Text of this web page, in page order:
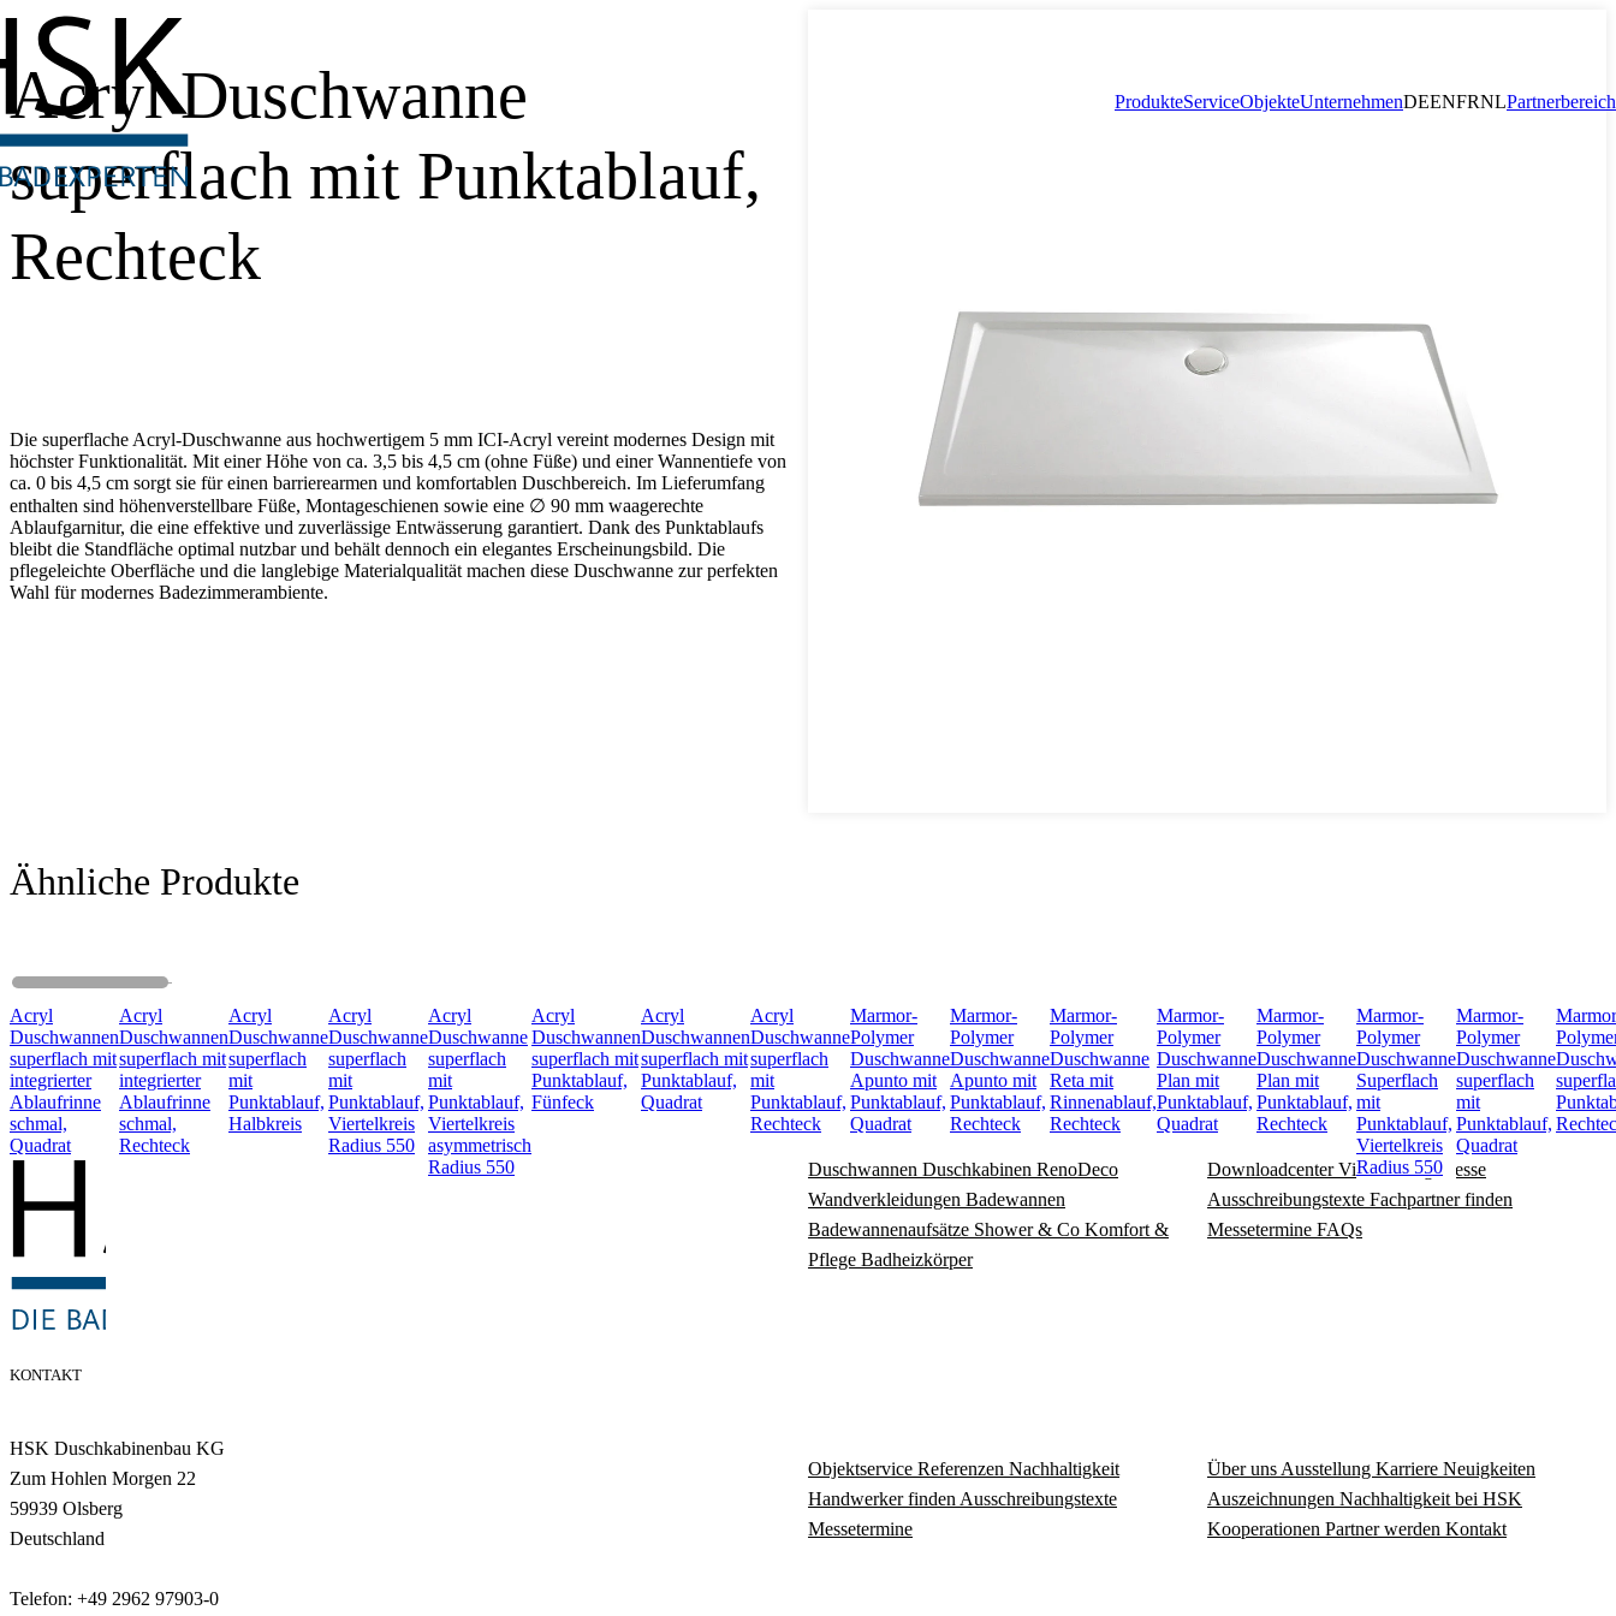
ProdukteServiceObjekteUnternehmenDEENFRNLPartnerbereich
Acryl Duschwanne
superflach mit Punktablauf,
Rechteck
Die superflache Acryl-Duschwanne aus hochwertigem 5 mm ICI-Acryl vereint modernes Design mit
höchster Funktionalität. Mit einer Höhe von ca. 3,5 bis 4,5 cm (ohne Füße) und einer Wannentiefe von
ca. 0 bis 4,5 cm sorgt sie für einen barrierearmen und komfortablen Duschbereich. Im Lieferumfang
enthalten sind höhenverstellbare Füße, Montageschienen sowie eine ∅ 90 mm waagerechte
Ablaufgarnitur, die eine effektive und zuverlässige Entwässerung garantiert. Dank des Punktablaufs
bleibt die Standfläche optimal nutzbar und behält dennoch ein elegantes Erscheinungsbild. Die
pflegeleichte Oberfläche und die langlebige Materialqualität machen diese Duschwanne zur perfekten
Wahl für modernes Badezimmerambiente.
Ähnliche Produkte
Acryl
Duschwannen
superflach mit
integrierter
Ablaufrinne
schmal,
Quadrat
Acryl
Duschwannen
superflach mit
integrierter
Ablaufrinne
schmal,
Rechteck
Acryl
Duschwanne
superflach
mit
Punktablauf,
Halbkreis
Acryl
Duschwanne
superflach
mit
Punktablauf,
Viertelkreis
Radius 550
Acryl
Duschwanne
superflach
mit
Punktablauf,
Viertelkreis
asymmetrisch
Radius 550
Acryl
Duschwannen
superflach mit
Punktablauf,
Fünfeck
Acryl
Duschwannen
superflach mit
Punktablauf,
Quadrat
Acryl
Duschwanne
superflach
mit
Punktablauf,
Rechteck
Marmor-
Polymer
Duschwanne
Apunto mit
Punktablauf,
Quadrat
Marmor-
Polymer
Duschwanne
Apunto mit
Punktablauf,
Rechteck
Marmor-
Polymer
Duschwanne
Reta mit
Rinnenablauf,
Rechteck
Marmor-
Polymer
Duschwanne
Plan mit
Punktablauf,
Quadrat
Marmor-
Polymer
Duschwanne
Plan mit
Punktablauf,
Rechteck
Marmor-
Polymer
Duschwanne
Superflach
mit
Punktablauf,
Viertelkreis
Radius 550
Marmor-
Polymer
Duschwanne
superflach
mit
Punktablauf,
Quadrat
KONTAKT
HSK Duschkabinenbau KG
Zum Hohlen Morgen 22
59939 Olsberg
Deutschland
Telefon: +49 2962 97903-0
Duschwannen Duschkabinen RenoDeco
Wandverkleidungen Badewannen
Badewannenaufsätze Shower & Co Komfort &
Pflege Badheizkörper
Download­centerVideosBlogPresse
Ausschreibungstexte Fachpartner finden
Messetermine FAQs
Objektservice Referenzen Nachhaltigkeit
Handwerker finden Ausschreibungstexte
Messetermine
Über uns Ausstellung Karriere Neuigkeiten
Auszeichnungen Nachhaltigkeit bei HSK
Kooperationen Partner werden Kontakt